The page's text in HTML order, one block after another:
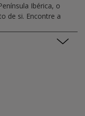
Ibérica, o
de si. Encontre a